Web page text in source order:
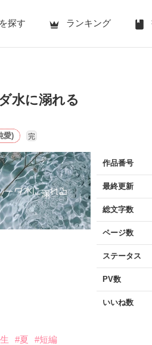
探す ランキング
水に溺れる
愛) 完
作品番号
最終更新
総文字数
ページ数
ステータス
PV数
いいね数
#夏 #短編